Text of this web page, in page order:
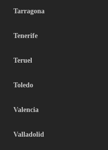
Tarragona
Tenerife
Teruel
Toledo
Valencia
Valladolid